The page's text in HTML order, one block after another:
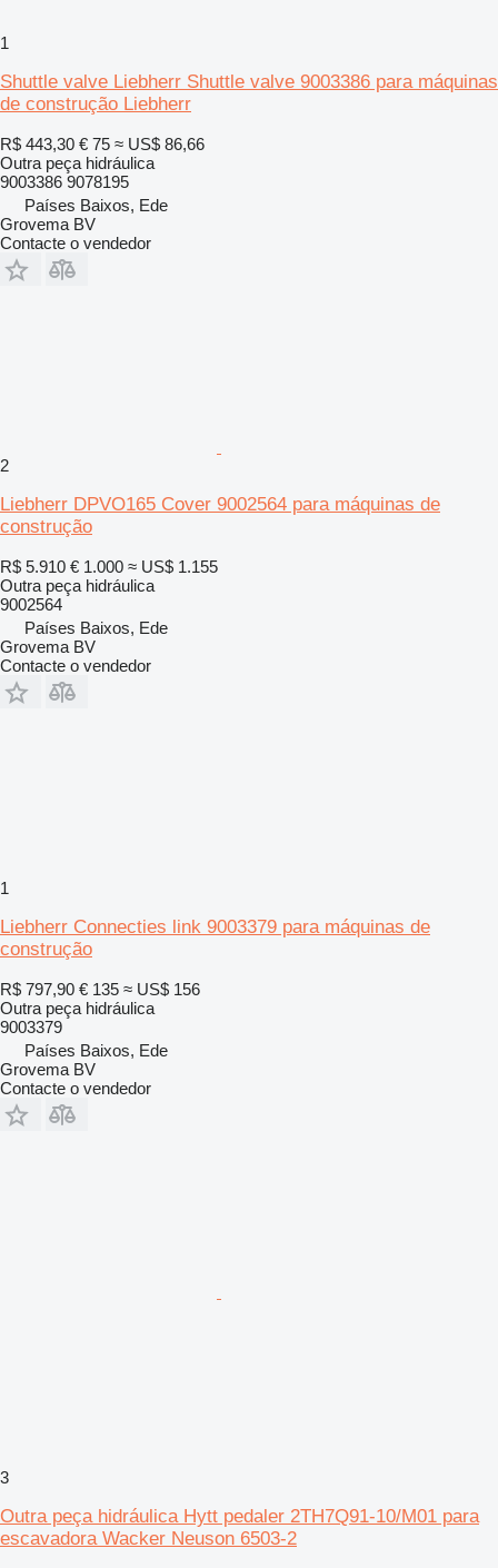
1
Shuttle valve Liebherr Shuttle valve 9003386 para máquinas
de construção Liebherr
R$ 443,30 € 75 ≈ US$ 86,66
Outra peça hidráulica
9003386 9078195
Países Baixos, Ede
Grovema BV
Contacte o vendedor
2
Liebherr DPVO165 Cover 9002564 para máquinas de
construção
R$ 5.910 € 1.000 ≈ US$ 1.155
Outra peça hidráulica
9002564
Países Baixos, Ede
Grovema BV
Contacte o vendedor
1
Liebherr Connecties link 9003379 para máquinas de
construção
R$ 797,90 € 135 ≈ US$ 156
Outra peça hidráulica
9003379
Países Baixos, Ede
Grovema BV
Contacte o vendedor
3
Outra peça hidráulica Hytt pedaler 2TH7Q91-10/M01 para
escavadora Wacker Neuson 6503-2